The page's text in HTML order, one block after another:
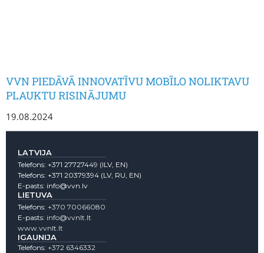
VVN PIEDĀVĀ INNOVATĪVU MOBĪLO NOLIKTAVU
PLAUKTU RISINĀJUMU
19.08.2024
LATVIJA
Telefons: +371 27727449 (lLV, EN)
Telefons: +371 20379394 (LV, RU, EN)
E-pasts: info@vvn.lv
LIETUVA
Telefons: +370 70066080
E-pasts: info@vvnlt.lt
www.vvnlt.lt
IGAUNIJA
Telefons: +372 6346332